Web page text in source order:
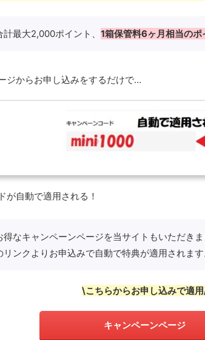
計最大2,000ポイント、 1箱保管料6ヶ月相当のポ
ジからお申し込みをするだけで…
が自動で適用される！
得なキャンペーンページを当サイトもいただき
リンクよりお申込みで自動で特典が適用されます
\こちらからお申し込みで適
キャンペーンページ